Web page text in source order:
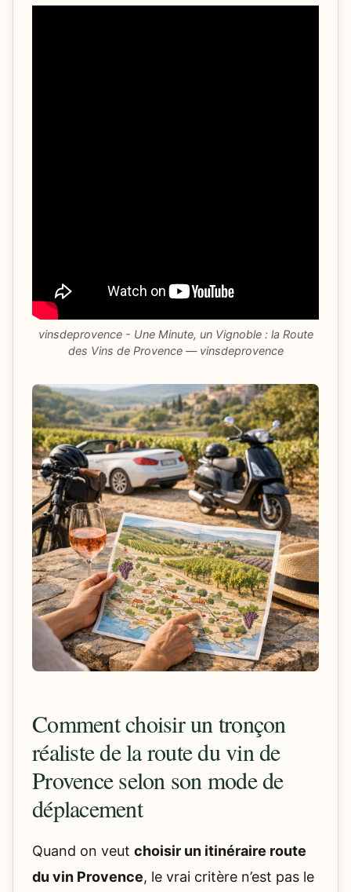
vinsdeprovence - Une Minute, un Vignoble : la Route
des Vins de Provence — vinsdeprovence
Comment choisir un tronçon
réaliste de la route du vin de
Provence selon son mode de
déplacement
Quand on veut choisir un itinéraire route
du vin Provence, le vrai critère n’est pas le